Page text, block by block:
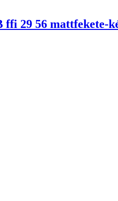
ffi 29 56 mattfekete-